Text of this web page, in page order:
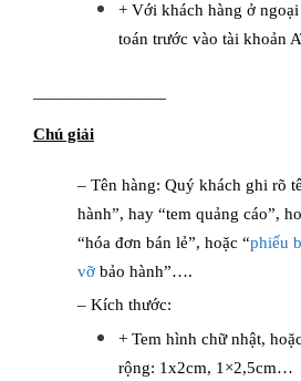
+ Với khách hàng ở
toán trước vào tài khoản
————————
Chú giải
– Tên hàng: Quý khách ghi rõ
hành”, hay “tem quảng cáo”,
“hóa đơn bán lẻ”, hoặc “phiếu
vỡ bảo hành”….
– Kích thước:
+ Tem hình chữ nhật,
rộng: 1x2cm, 1×2,5cm…